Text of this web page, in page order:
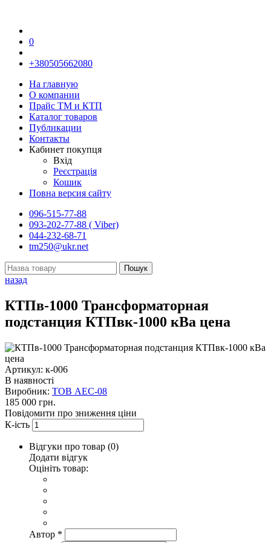
0
+380505662080
На главную
О компании
Прайс TM и КТП
Каталог товаров
Публикации
Контакты
Кабинет покупця
Вхід
Реєстрація
Кошик
Повна версия сайту
096-515-77-88
093-202-77-88 ( Viber)
044-232-68-71
tm250@ukr.net
назад
КТПв-1000 Трансформаторная
подстанция КТПвк-1000 кВа цена
Артикул: к-006
В наявності
Виробник: ТОВ AEC-08
185 000 грн.
Повідомити про зниження ціни
К-ість
Відгуки про товар (0)
Додати відгук
Оцініть товар:
Автор *